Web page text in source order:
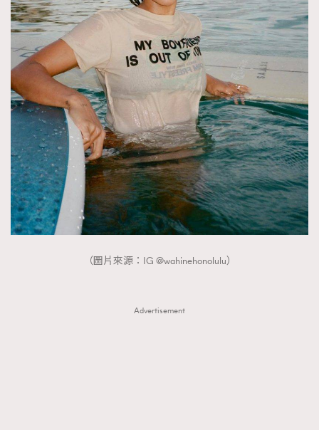
（圖片來源：IG @wahinehonolulu）
Advertisement